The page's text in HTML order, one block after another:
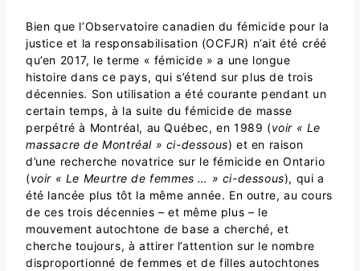
Bien que l’Observatoire canadien du fémicide pour la
justice et la responsabilisation (OCFJR) n’ait été créé
qu’en 2017, le terme « fémicide » a une longue
histoire dans ce pays, qui s’étend sur plus de trois
décennies. Son utilisation a été courante pendant un
certain temps, à la suite du fémicide de masse
perpétré à Montréal, au Québec, en 1989 (voir « Le
massacre de Montréal » ci-dessous) et en raison
d’une recherche novatrice sur le fémicide en Ontario
(voir « Le Meurtre de femmes … » ci-dessous), qui a
été lancée plus tôt la même année. En outre, au cours
de ces trois décennies – et même plus – le
mouvement autochtone de base a cherché, et
cherche toujours, à attirer l’attention sur le nombre
disproportionné de femmes et de filles autochtones